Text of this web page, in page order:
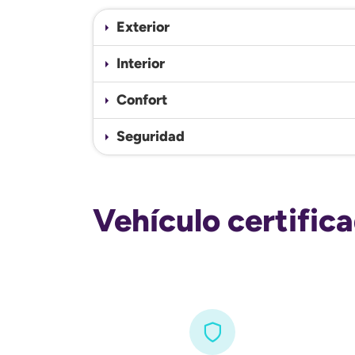
Exterior
Interior
Confort
Seguridad
Vehículo